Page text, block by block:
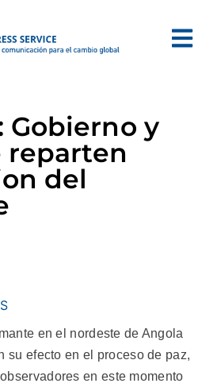
Gobierno y
reparten
del
en el nordeste de Angola
su efecto en el proceso de paz,
en este momento